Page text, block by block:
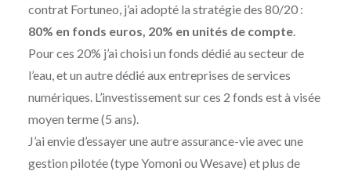
contrat Fortuneo, j’ai adopté la stratégie des 80/20 :
80% en fonds euros, 20% en unités de compte.
Pour ces 20% j’ai choisi un fonds dédié au secteur de
l’eau, et un autre dédié aux entreprises de services
numériques. L’investissement sur ces 2 fonds est à visée
moyen terme (5 ans).
J’ai envie d’essayer une autre assurance-vie avec une
gestion pilotée (type Yomoni ou Wesave) et plus de